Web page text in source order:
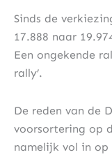
Sinds de
17.888 naar
Een ongekende
rally’.
De reden van de
voorsortering op
namelijk vol in op